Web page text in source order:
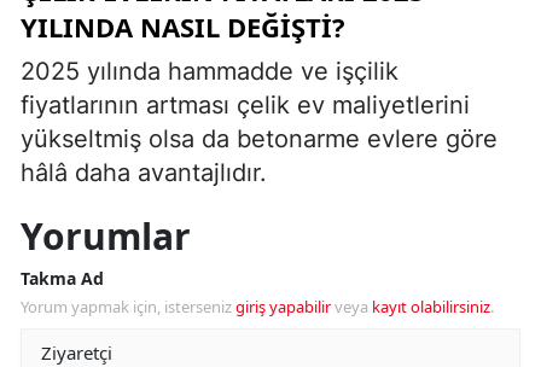
YILINDA NASIL DEĞIŞTI?
2025 yılında hammadde ve işçilik
fiyatlarının artması çelik ev maliyetlerini
yükseltmiş olsa da betonarme evlere göre
hâlâ daha avantajlıdır.
Yorumlar
Takma Ad
Yorum yapmak için, istersenizgiriş yapabilirveya kayıt olabilirsiniz.